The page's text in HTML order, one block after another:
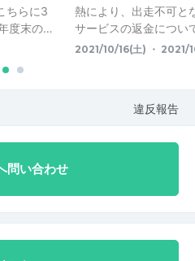
ちらに3
度末の…
熱により、出走不可と
サービスの返金につい
2021/10/16(土) ・ 2021/
違反報告
問い合わせ